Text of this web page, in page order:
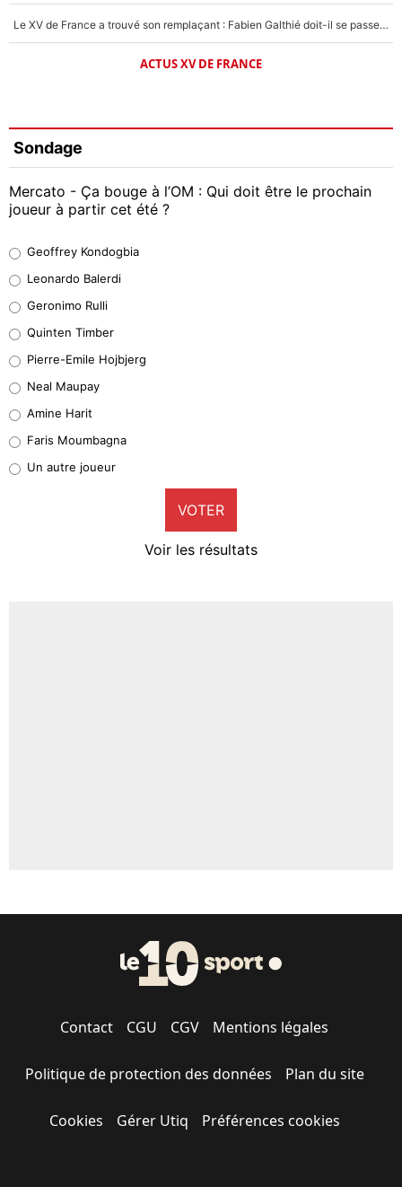
Le XV de France a trouvé son remplaçant : Fabien Galthié doit-il se passer d'Antoine Dupont ?
ACTUS XV DE FRANCE
Sondage
Mercato - Ça bouge à l’OM : Qui doit être le prochain
joueur à partir cet été ?
38%
32%
5%
1%
9%
Geoffrey Kondogbia
Leonardo Balerdi
Geronimo Rulli
Quinten Timber
Pierre-Emile Hojbjerg
Neal Maupay
Amine Harit
Faris Moumbagna
Un autre joueur
VOTER
Voir les résultats
Contact CGU CGV Mentions légales
Politique de protection des données Plan du site
Cookies Gérer Utiq Préférences cookies